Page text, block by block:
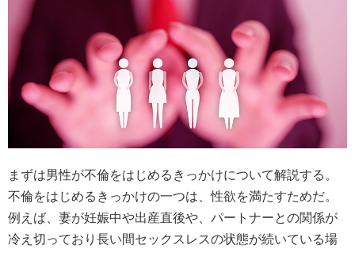
まずは男性が不倫をはじめるきっかけについて解説する。
不倫をはじめるきっかけの一つは、性欲を満たすためだ。
例えば、妻が妊娠中や出産直後や、パートナーとの関係が
冷え切っており長い間セックスレスの状態が続いている場